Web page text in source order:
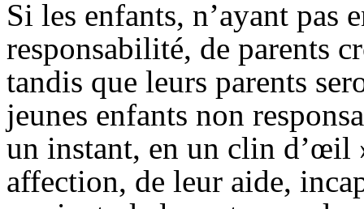
Si les enfants, n’ayant pas
responsabilité, de parents
tandis que leurs parents
jeunes enfants non
un instant, en un clin d’œil
affection, de leur aide,